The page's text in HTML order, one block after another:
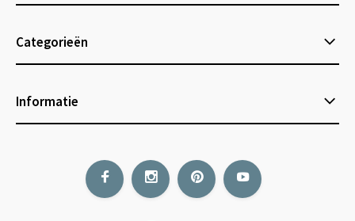
Categorieën
Informatie